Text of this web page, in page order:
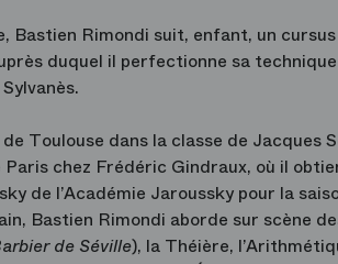
Bastien Rimondi suit, enfant, un
duquel il perfectionne sa
Toulouse dans la classe de Jacques
chez Frédéric Gindraux, où il
de l’Académie Jaroussky pour la
Bastien Rimondi aborde sur scène
de Séville), la Théière,